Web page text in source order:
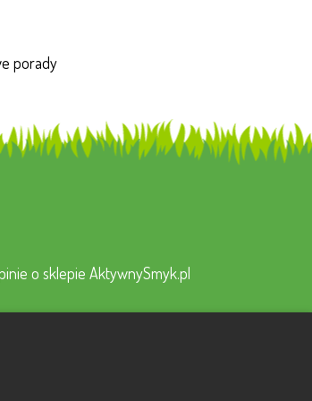
porady
o sklepie AktywnySmyk.pl